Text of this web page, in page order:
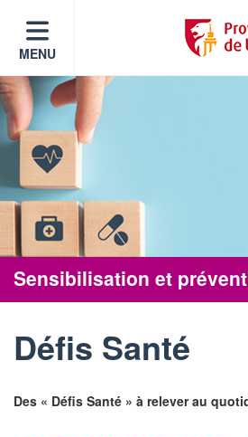
MENU
Sensibilisation et
Défis Santé
Des « Défis Santé » à relever au